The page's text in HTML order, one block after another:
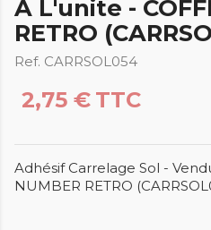
A L'unite -
RETRO
Ref. CARRSOL054
2,75 € TTC
Adhésif Carrelage Sol -
NUMBER RETRO